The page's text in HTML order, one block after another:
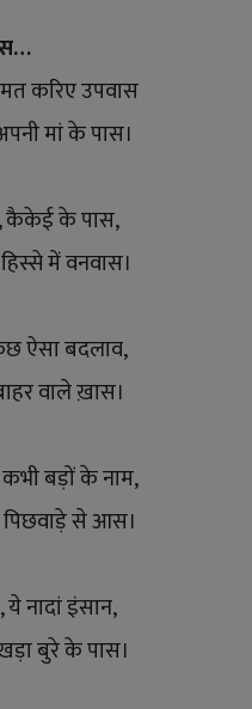
करिए उपवास
मां के पास।
कैकेई के पास,
में वनवास।
ऐसा बदलाव,
वाले ख़ास।
बड़ों के नाम,
से आस।
नादां इंसान,
बुरे के पास।